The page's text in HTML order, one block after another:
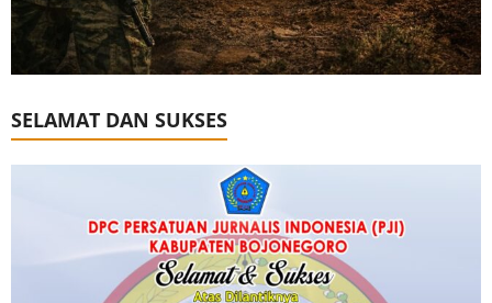
SELAMAT DAN SUKSES